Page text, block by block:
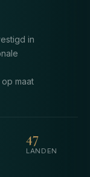
in
maat
47
LANDEN